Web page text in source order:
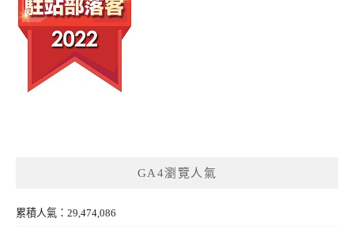
GA4瀏覽人氣
累積人氣：29,474,086